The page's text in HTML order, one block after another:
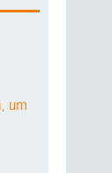
um